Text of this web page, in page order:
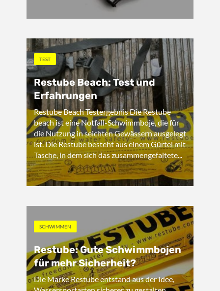
TEST
Restube Beach: Test und
Erfahrungen
Restube Beach Testergebnis Die Restube
beach ist eine Notfall-Schwimmboje, die für
die Nutzung in seichten Gewässern ausgelegt
ist. Die Restube besteht aus einem Gürtel mit
Tasche, in dem sich das zusammengefaltete...
SCHWIMMEN
Restube: Gute Schwimmbojen
für mehr Sicherheit?
Die Marke Restube entstand aus der Idee,